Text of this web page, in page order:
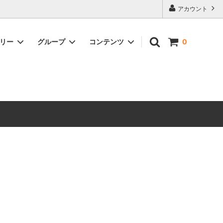
アカウント
0
ー グループ コンテンツ